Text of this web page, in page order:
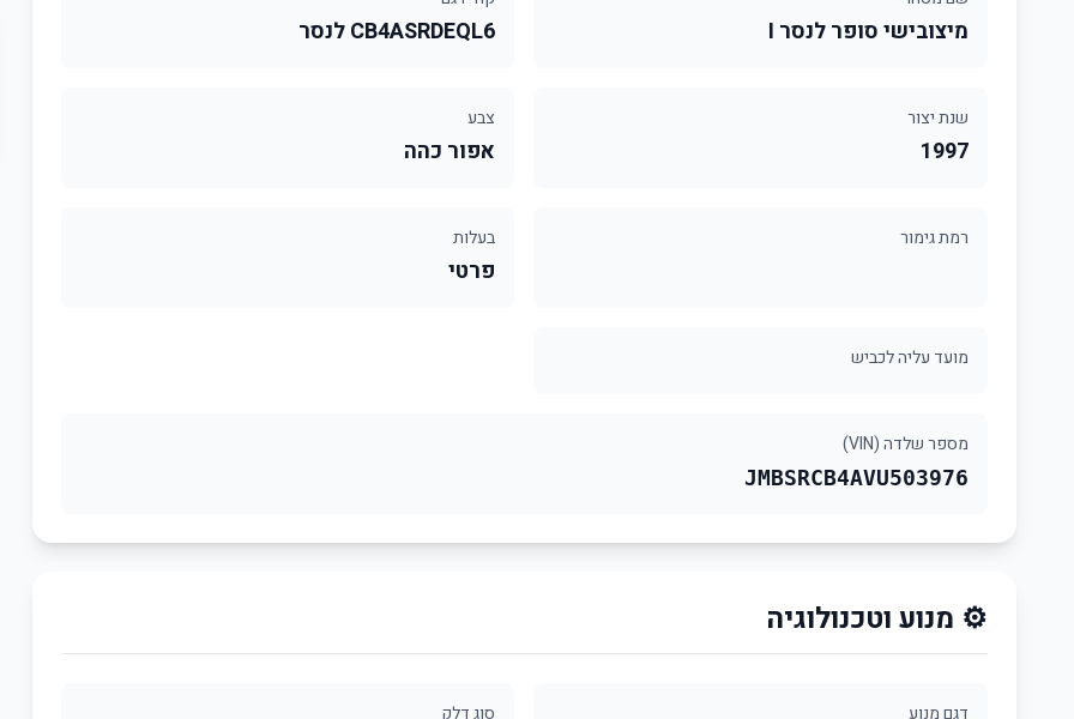
מיצובישי סופר לנסר I CB4ASRDEQL6 לנסר
שנת יצור
1997
צבע
אפור כהה
רמת גימור בעלות
פרטי
מועד עליה לכביש
מספר שלדה (VIN)
JMBSRCB4AVU503976
⚙️ מנוע וטכנולוגיה
דגם מנוע סוג דלק